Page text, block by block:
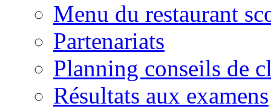
Menu du restaurant
Partenariats
Planning conseils de
Résultats aux examens